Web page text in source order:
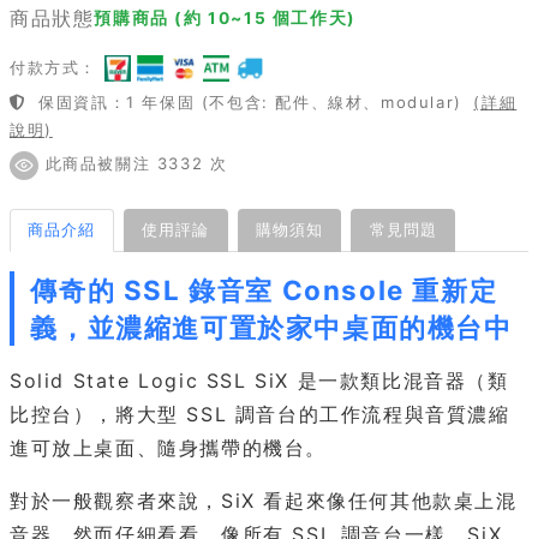
商品狀態預購商品 (約 10~15 個工作天)
付款方式：
保固資訊：1 年保固 (不包含: 配件、線材、modular)
(詳細
說明)
此商品被關注 3332 次
商品介紹 使用評論 購物須知 常見問題
傳奇的 SSL 錄音室 Console 重新定
義，並濃縮進可置於家中桌面的機台中
Solid State Logic SSL SiX 是一款類比混音器（類
比控台），將大型 SSL 調音台的工作流程與音質濃縮
進可放上桌面、隨身攜帶的機台。
對於一般觀察者來說，SiX 看起來像任何其他款桌上混